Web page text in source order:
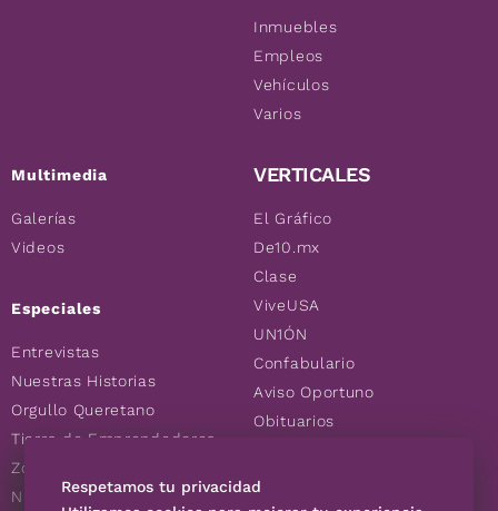
Multimedia
Galerías
Videos
Especiales
Entrevistas
Nuestras Historias
Orgullo Queretano
Tierra de Emprendedores
Zoociales
Nuevos Queretanos
Inmuebles
Empleos
Vehículos
Varios
VERTICALES
El Gráfico
De10.mx
Clase
ViveUSA
UN1ÓN
Confabulario
Aviso Oportuno
Obituarios
Consultas
Respetamos tu privacidad